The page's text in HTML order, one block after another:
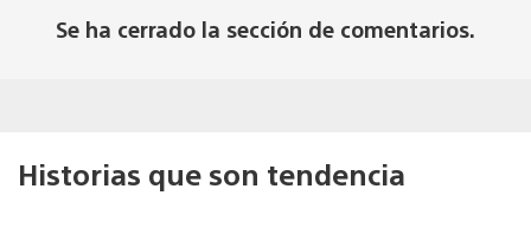
Se ha cerrado la sección de comentarios.
Historias que son tendencia